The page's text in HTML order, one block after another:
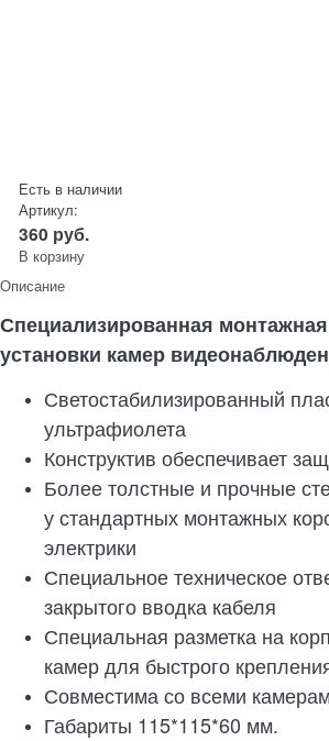
Есть в наличии
Артикул:
360 руб.
В корзину
Описание
Специализированная
установки камер
Светостабилизированный
ультрафиолета
Конструктив обеспечивает
Более толстные и прочные
у стандартных монтажных
электрики
Специальное техническое
закрытого вводка кабеля
Специальная разметка на
камер для быстрого
Совместима со всеми
Габариты 115*115*60 мм.